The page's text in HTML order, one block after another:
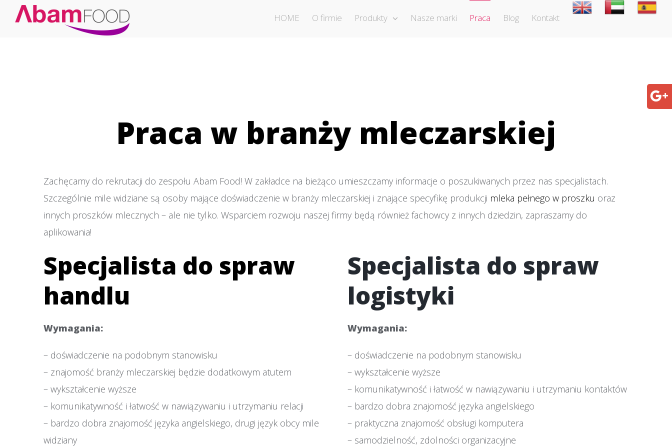
HOME O firmie Produkty Nasze marki Praca Blog Kontakt
Praca w branży mleczarskiej
Zachęcamy do rekrutacji do zespołu Abam Food! W zakładce na bieżąco umieszczamy informacje o poszukiwanych przez nas specjalistach.
Szczególnie mile widziane są osoby mające doświadczenie w branży mleczarskiej i znające specyfikę produkcji mleka pełnego w proszku oraz
innych proszków mlecznych – ale nie tylko. Wsparciem rozwoju naszej firmy będą również fachowcy z innych dziedzin, zapraszamy do
aplikowania!
Specjalista do spraw
handlu
Wymagania:
– doświadczenie na podobnym stanowisku
– znajomość branży mleczarskiej będzie dodatkowym atutem
– wykształcenie wyższe
– komunikatywność i łatwość w nawiązywaniu i utrzymaniu relacji
– bardzo dobra znajomość języka angielskiego, drugi język obcy mile
widziany
Specjalista do spraw
logistyki
Wymagania:
– doświadczenie na podobnym stanowisku
– wykształcenie wyższe
– komunikatywność i łatwość w nawiązywaniu i utrzymaniu kontaktów
– bardzo dobra znajomość języka angielskiego
– praktyczna znajomość obsługi komputera
– samodzielność, zdolności organizacyjne